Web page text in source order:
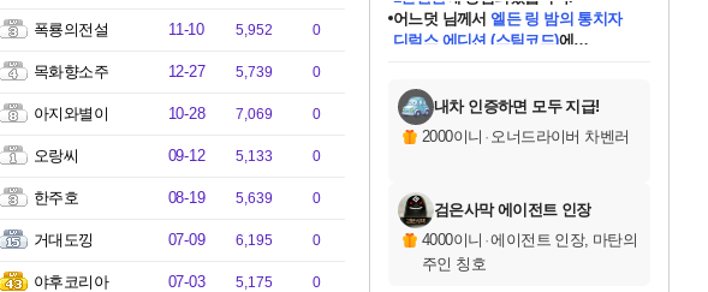
폭룡의전설 11-10 5,952 0
목화향소주 12-27 5,739 0
아지와별이 10-28 7,069 0
오랑씨 09-12 5,133 0
한주호 08-19 5,639 0
거대도낑 07-09 6,195 0
야후코리아 07-03 5,175 0
당첨되셨습니다.
당첨되셨습니다.
어느덧 님께서엘든 링 밤의 통치자
디럭스 에디션 (스팀코드)에
당첨되셨습니다.
에디션 (스팀코드)를 교환.
당첨되셨습니다.
당첨되셨습니다.
당첨되셨습니다.
당첨되셨습니다.
내차 인증하면 모두 지급!
2000이니 · 오너드라이버 차벤러
검은사막 에이전트 인장
4000이니 ·에이전트 인장, 마탄의
주인 칭호